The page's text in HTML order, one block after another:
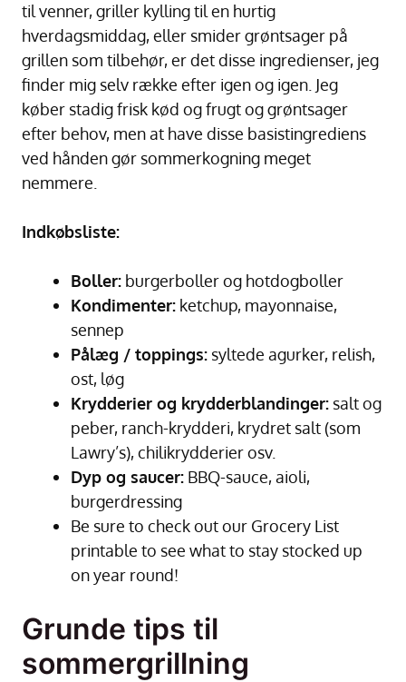
til venner, griller kylling til en hurtig
hverdagsmiddag, eller smider grøntsager på
grillen som tilbehør, er det disse ingredienser, jeg
finder mig selv række efter igen og igen. Jeg
køber stadig frisk kød og frugt og grøntsager
efter behov, men at have disse basistingrediens
ved hånden gør sommerkogning meget
nemmere.
Indkøbsliste:
Boller: burgerboller og hotdogboller
Kondimenter: ketchup, mayonnaise,
sennep
Pålæg / toppings: syltede agurker, relish,
ost, løg
Krydderier og krydderblandinger: salt og
peber, ranch-krydderi, krydret salt (som
Lawry’s), chilikrydderier osv.
Dyp og saucer: BBQ-sauce, aioli,
burgerdressing
Be sure to check out our Grocery List
printable to see what to stay stocked up
on year round!
Grunde tips til
sommergrillning